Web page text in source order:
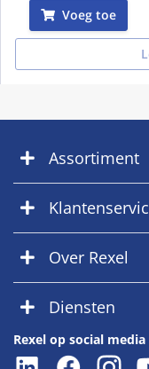
Voeg toe
Assortiment
Over Rexel
Diensten
Rexel op social media